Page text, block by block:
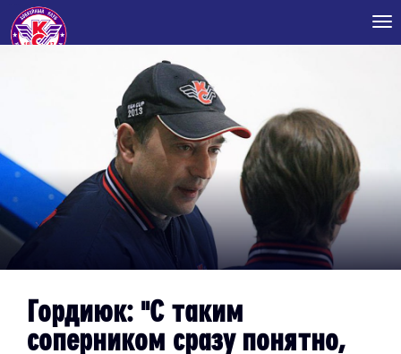
Гордиюк: "С таким
соперником сразу понятно,